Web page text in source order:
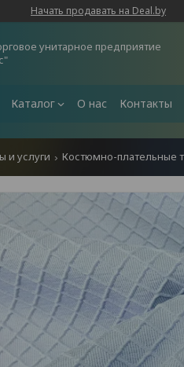
Начать продавать на Deal.by
унитарное предприятие
Каталог О нас Контакты
и услуги Костюмно-плательные